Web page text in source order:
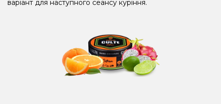
варіант для наступного сеансу куріння.